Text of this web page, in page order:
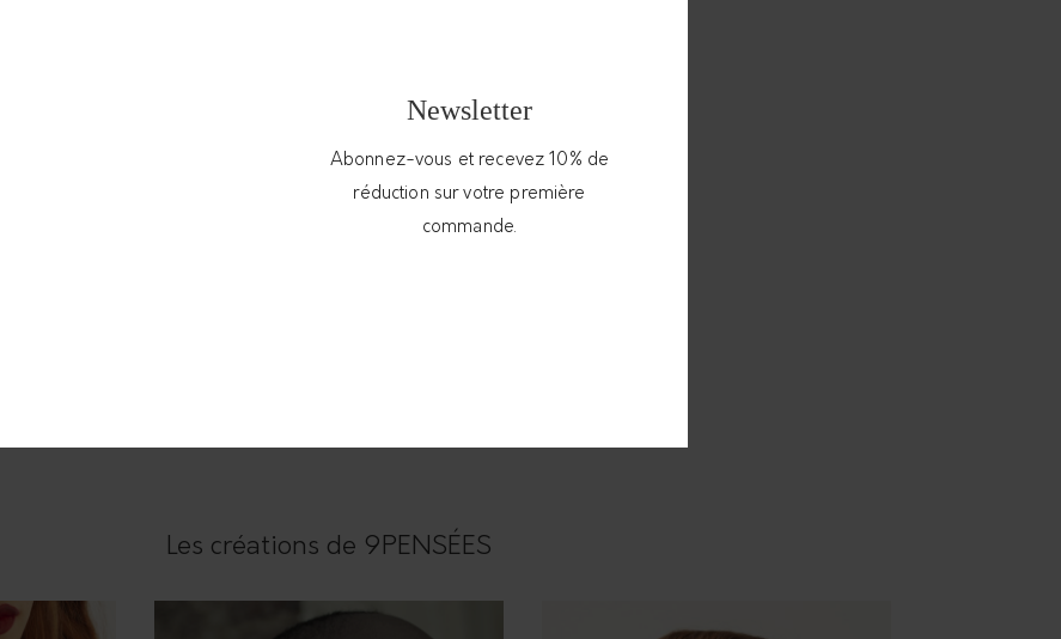
minimaliste et brute à la fois, c’est la
et sa forme épurée qui donnent son
facilement au quotidien, au doigt ou à une
bague est unique et vous sera
Les créations de 9PENSÉES
Newsletter
Abonnez-vous et recevez 10% de
réduction sur votre première
commande.